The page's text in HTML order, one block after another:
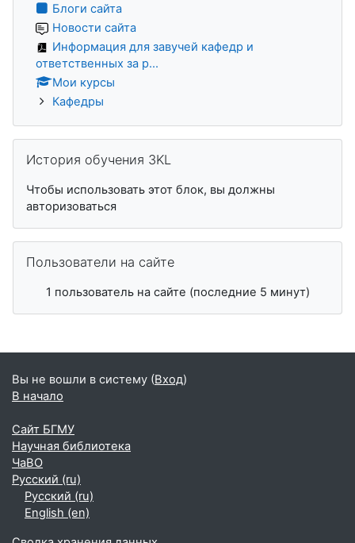
Блоги сайта
Новости сайта
Информация для завучей кафедр и
ответственных за р...
Мои курсы
Кафедры
История обучения 3KL
Чтобы использовать этот блок, вы должны
авторизоваться
Пользователи на сайте
1 пользователь на сайте (последние 5 минут)
Вы не вошли в систему (Вход)
В начало
Сайт БГМУ
Научная библиотека
ЧаВО
Русский ‎(ru)‎
Русский ‎(ru)‎
English ‎(en)‎